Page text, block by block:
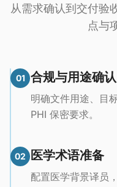
从需求确认到交付验
点与
01 合规与用途确认
明确文件用途、目
PHI 保密要求。
02 医学术语准备
配置医学背景译员